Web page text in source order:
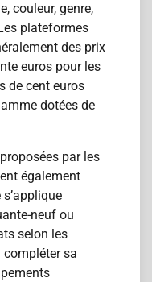
couleur, genre,
plateformes
des prix
euros pour les
de cent euros
dotées de
par les
également
neuf ou
selon les
compléter sa